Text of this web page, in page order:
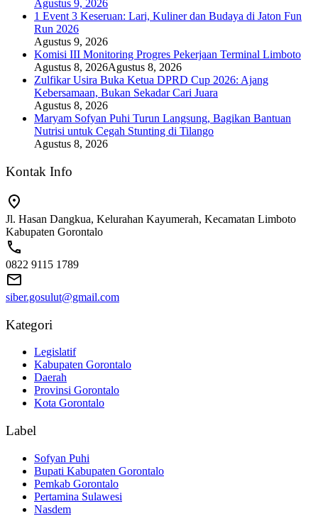
Agustus 9, 2026
1 Event 3 Keseruan: Lari, Kuliner dan Budaya di Jaton Fun
Run 2026
Agustus 9, 2026
Komisi III Monitoring Progres Pekerjaan Terminal Limboto
Agustus 8, 2026Agustus 8, 2026
Zulfikar Usira Buka Ketua DPRD Cup 2026: Ajang
Kebersamaan, Bukan Sekadar Cari Juara
Agustus 8, 2026
Maryam Sofyan Puhi Turun Langsung, Bagikan Bantuan
Nutrisi untuk Cegah Stunting di Tilango
Agustus 8, 2026
Kontak Info
Jl. Hasan Dangkua, Kelurahan Kayumerah, Kecamatan Limboto
Kabupaten Gorontalo
0822 9115 1789
siber.gosulut@gmail.com
Kategori
Legislatif
Kabupaten Gorontalo
Daerah
Provinsi Gorontalo
Kota Gorontalo
Label
Sofyan Puhi
Bupati Kabupaten Gorontalo
Pemkab Gorontalo
Pertamina Sulawesi
Nasdem